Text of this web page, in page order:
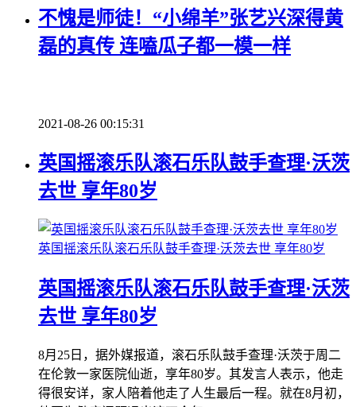
不愧是师徒！“小绵羊”张艺兴深得黄
磊的真传 连嗑瓜子都一模一样
2021-08-26 00:15:31
英国摇滚乐队滚石乐队鼓手查理·沃茨
去世 享年80岁
英国摇滚乐队滚石乐队鼓手查理·沃茨去世 享年80岁
英国摇滚乐队滚石乐队鼓手查理·沃茨
去世 享年80岁
8月25日，据外媒报道，滚石乐队鼓手查理·沃茨于周二
在伦敦一家医院仙逝，享年80岁。其发言人表示，他走
得很安详，家人陪着他走了人生最后一程。就在8月初，